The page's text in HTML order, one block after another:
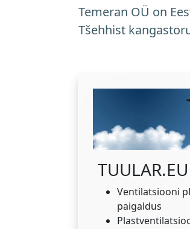
Temeran OÜ on
Tšehhist
TUULAR.EU
Ventilatsiooni
paigaldus